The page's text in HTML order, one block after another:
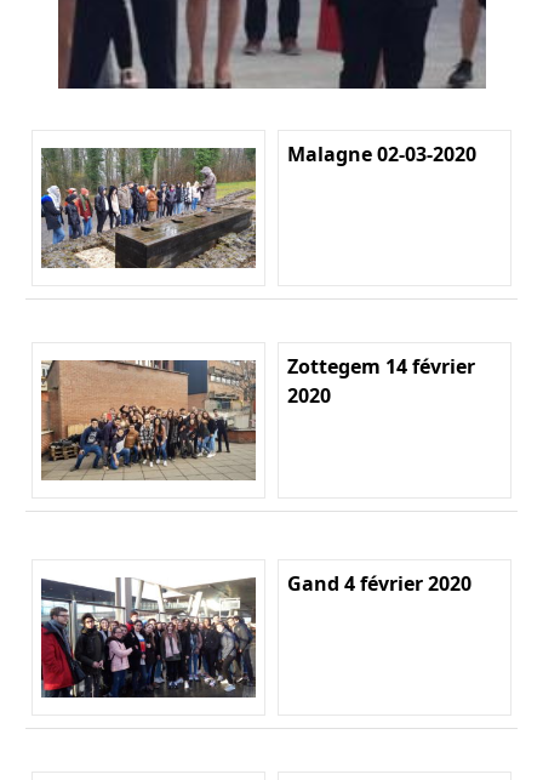
Malagne 02-03-2020
Zottegem 14 février
2020
Gand 4 février 2020